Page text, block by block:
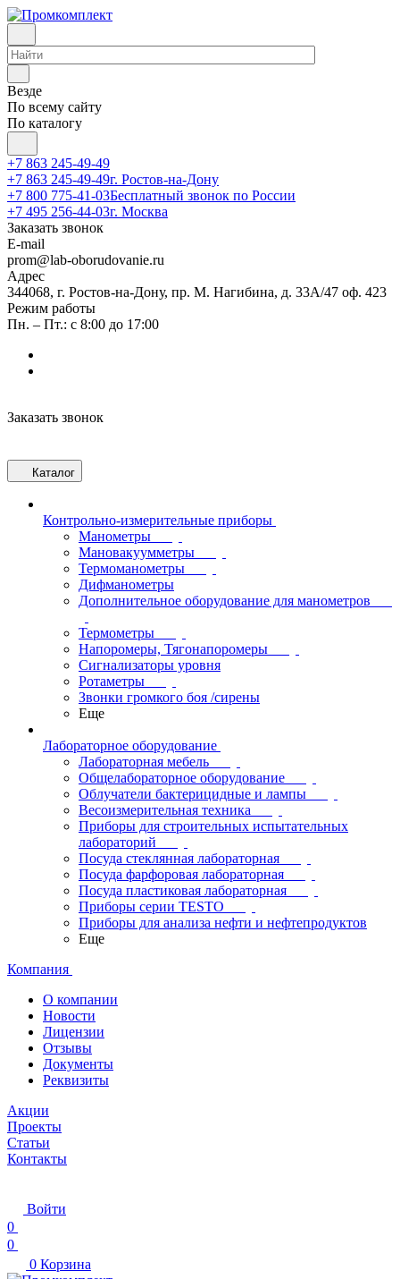
Везде
По всему сайту
По каталогу
+7 863 245-49-49
+7 863 245-49-49г. Ростов-на-Дону
+7 800 775-41-03Бесплатный звонок по России
+7 495 256-44-03г. Москва
Заказать звонок
E-mail
prom@lab-oborudovanie.ru
Адрес
344068, г. Ростов-на-Дону, пр. М. Нагибина, д. 33А/47 оф. 423
Режим работы
Пн. – Пт.: с 8:00 до 17:00
Заказать звонок
Каталог
Контрольно-измерительные приборы
Манометры
Мановакуумметры
Термоманометры
Дифманометры
Дополнительное оборудование для манометров
Термометры
Напоромеры, Тягонапоромеры
Сигнализаторы уровня
Ротаметры
Звонки громкого боя /сирены
Еще
Лабораторное оборудование
Лабораторная мебель
Общелабораторное оборудование
Облучатели бактерицидные и лампы
Весоизмерительная техника
Приборы для строительных испытательных
лабораторий
Посуда стеклянная лабораторная
Посуда фарфоровая лабораторная
Посуда пластиковая лабораторная
Приборы серии TESTO
Приборы для анализа нефти и нефтепродуктов
Еще
Компания
О компании
Новости
Лицензии
Отзывы
Документы
Реквизиты
Акции
Проекты
Статьи
Контакты
Войти
0
0
0 Корзина